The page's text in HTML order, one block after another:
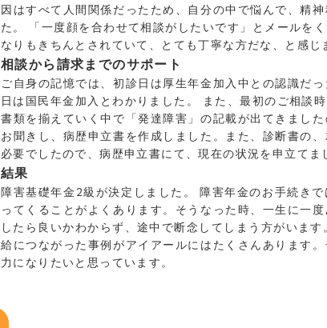
因はすべて人間関係だったため、自分の中で悩んで、精
た。 「一度顔を合わせて相談がしたいです」とメールを
なりもきちんとされていて、とても丁寧な方だな、と感じ
相談から請求までのサポート
ご自身の記憶では、初診日は厚生年金加入中との認識だ
日は国民年金加入とわかりました。 また、最初のご相談
書類を揃えていく中で「発達障害」の記載が出てきまし
お聞きし、病歴申立書を作成しました。また、診断書の
必要でしたので、病歴申立書にて、現在の状況を申立てま
結果
障害基礎年金2級が決定しました。 障害年金のお手続き
ってくることがよくあります。そうなった時、一生に一
したら良いかわからず、途中で断念してしまう方がいま
給につながった事例がアイアールにはたくさんあります
力になりたいと思っています。